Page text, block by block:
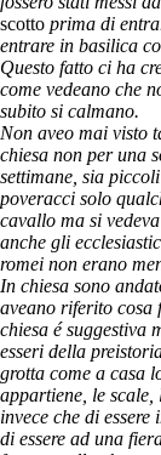
scotto prima di
entrare in basilica
Questo fatto ci ha
come vedeano che
subito si calmano.
Non aveo mai visto
chiesa non per una
settimane, sia
poveracci solo
cavallo ma si
anche gli
romei non erano
In chiesa sono
aveano riferito cosa
chiesa é suggestiva
esseri della
grotta come a casa
appartiene, le scale,
invece che di
di essere ad una